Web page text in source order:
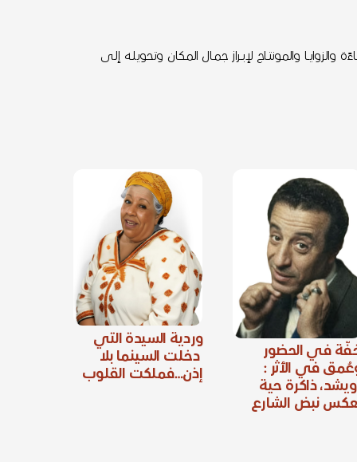
والمونتــاج لإبــراز جمـال المـكان وتحويلـه إلـى
وردية السيدة التي
دخلت السينما بلا
إذن…فملكت القلوب
في الحضور
في الأثر :
ذاكرة حية
نبض الشارع